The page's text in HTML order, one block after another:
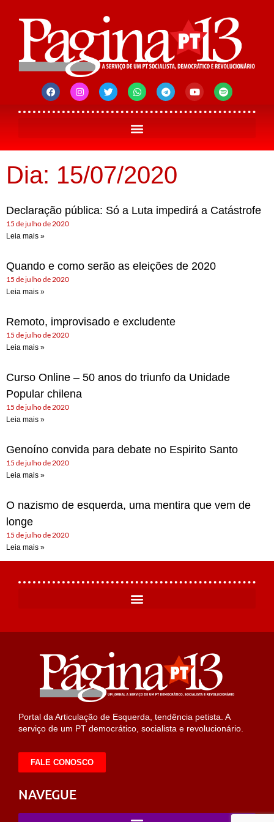
Dia: 15/07/2020
Declaração pública: Só a Luta impedirá a Catástrofe
15 de julho de 2020
Leia mais »
Quando e como serão as eleições de 2020
15 de julho de 2020
Leia mais »
Remoto, improvisado e excludente
15 de julho de 2020
Leia mais »
Curso Online – 50 anos do triunfo da Unidade
Popular chilena
15 de julho de 2020
Leia mais »
Genoíno convida para debate no Espirito Santo
15 de julho de 2020
Leia mais »
O nazismo de esquerda, uma mentira que vem de
longe
15 de julho de 2020
Leia mais »
Portal da Articulação de Esquerda, tendência petista. A
serviço de um PT democrático, socialista e revolucionário.
FALE CONOSCO
NAVEGUE